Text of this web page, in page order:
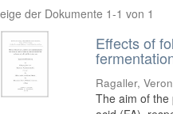
der Dokumente 1-1 von 1
Effects of
Ragaller,
The aim of the